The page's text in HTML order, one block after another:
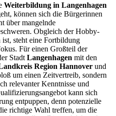
Weiterbildung in Langenhagen
können sich die Bürgerinnen
über mangelnde
Obgleich der Hobby-
steht eine Fortbildung
Für einen Großteil der
Stadt Langenhagen mit den
Region Hannover und
um einen Zeitvertreib, sondern
relevanter Kenntnisse und
kann sich
entpuppen, denn potenzielle
richtige Wahl treffen, um die